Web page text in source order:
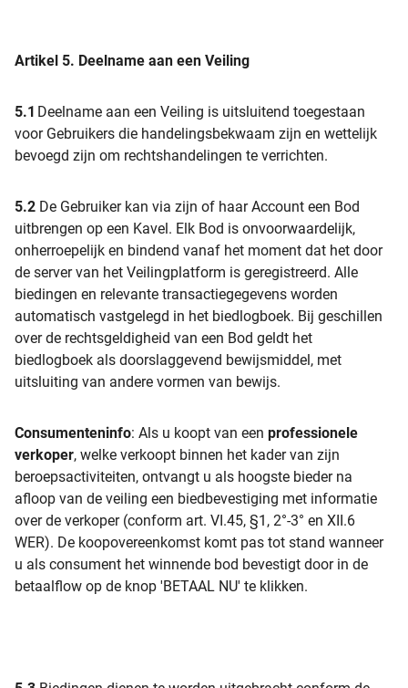
Artikel 5. Deelname aan een Veiling
5.1 Deelname aan een Veiling is uitsluitend toegestaan
voor Gebruikers die handelingsbekwaam zijn en wettelijk
bevoegd zijn om rechtshandelingen te verrichten.
5.2 De Gebruiker kan via zijn of haar Account een Bod
uitbrengen op een Kavel. Elk Bod is onvoorwaardelijk,
onherroepelijk en bindend vanaf het moment dat het door
de server van het Veilingplatform is geregistreerd. Alle
biedingen en relevante transactiegegevens worden
automatisch vastgelegd in het biedlogboek. Bij geschillen
over de rechtsgeldigheid van een Bod geldt het
biedlogboek als doorslaggevend bewijsmiddel, met
uitsluiting van andere vormen van bewijs.
Consumenteninfo: Als u koopt van een professionele
verkoper, welke verkoopt binnen het kader van zijn
beroepsactiviteiten, ontvangt u als hoogste bieder na
afloop van de veiling een biedbevestiging met informatie
over de verkoper (conform art. VI.45, §1, 2°-3° en XII.6
WER). De koopovereenkomst komt pas tot stand wanneer
u als consument het winnende bod bevestigt door in de
betaalflow op de knop 'BETAAL NU' te klikken.